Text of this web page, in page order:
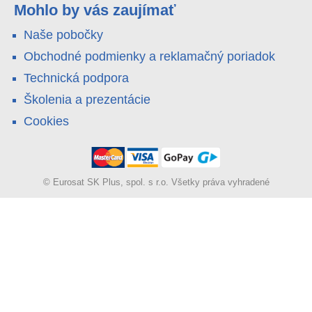
kamery.
bez sekání zdí a výměny všech čidel.
Mohlo by vás zaujímať
Naše pobočky
Obchodné podmienky a reklamačný poriadok
Technická podpora
Školenia a prezentácie
Cookies
© Eurosat SK Plus, spol. s r.o. Všetky práva vyhradené